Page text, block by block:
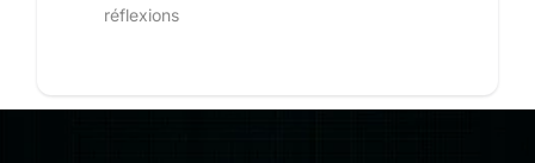
réflexions